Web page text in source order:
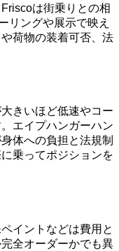
は街乗りとの相
リングや展示で映え
荷物の装着可否、法
きいほど低速やコー
エイプハンガーハン
体への負担と法規制
乗ってポジションを
イントなどは費用と
全オーダーかでも異